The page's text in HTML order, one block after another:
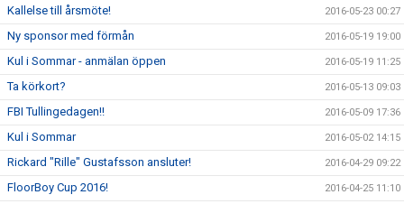
Kallelse till årsmöte! 2016-05-23 00:27
Ny sponsor med förmån 2016-05-19 19:00
Kul i Sommar - anmälan öppen 2016-05-19 11:25
Ta körkort? 2016-05-13 09:03
FBI Tullingedagen!! 2016-05-09 17:36
Kul i Sommar 2016-05-02 14:15
Rickard "Rille" Gustafsson ansluter! 2016-04-29 09:22
FloorBoy Cup 2016! 2016-04-25 11:10